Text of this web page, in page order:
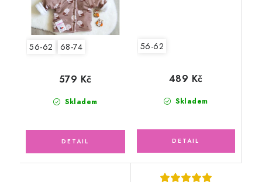
56-62 68-74
Skladem
579 Kč
56-62
Skladem
489 Kč